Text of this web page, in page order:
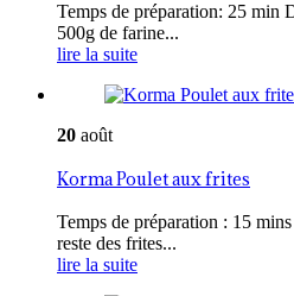
Temps de préparation: 25 min
500g de farine...
lire la suite
20 août
Korma Poulet aux frites
Temps de préparation : 15
reste des frites...
lire la suite